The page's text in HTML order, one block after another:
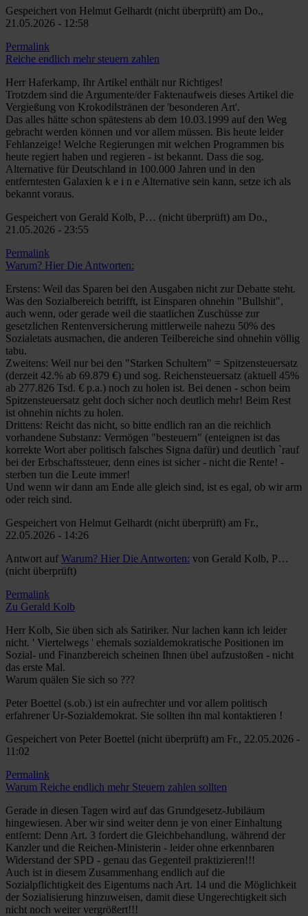
Gespeichert von Helmut Gelhardt (nicht überprüft) am Do.,
21.05.2026 - 12:58
Permalink
Reiche endlich mehr steuern zahlen
Herr Haferkamp, Ihr Artikel enthält nur Richtiges!
Trotzdem sind die Argumente/der Faktenaufweis dieses Artikel die
Vergießung von Krokodilstränen der 'besonderen Art'.
Das alles hätte schon spätestens ab dem 10.03.1999 auf den Weg
gebracht werden können und vor allem müssen. Bis heute leider
Fehlanzeige! Welche Regierungen mit welchen Programmen bis
heute regiert haben und regieren - ist bekannt. Dass die sog.
Alternative für Deutschland in 100.000 Jahren und in den
entferntesten Galaxien k e i n e Alternative sein kann, setze ich als
bekannt voraus.
Gespeichert von Gerald Kolb, P… (nicht überprüft) am Do.,
21.05.2026 - 23:55
Permalink
Warum? Hier Die Antworten:
Erstens: Weil das Sparen bei den Ausgaben nicht zur Debatte steht.
Was den Sozialbereich betrifft, ist Einsparen ohnehin "Bullshit",
auch wenn, oder gerade weil die staatlichen Zuschüsse zur
gesetzlichen Rentenversicherung mittlerweile nahezu 50% des
Sozialetats ausmachen, die anderen Teilbereiche sind ohnehin völlig
tabu.
Zweitens: Weil nur bei den "Starken Schultern" = Spitzensteuersatz
(derzeit 42.% ab 69.879 €) und sog. Reichensteuersatz (aktuell 45%
ab 277.826 Tsd. € p.a.) noch zu holen ist. Bei denen - schon beim
Spitzensteuersatz geht doch sicher noch deutlich mehr! Beim Rest
ist ohnehin nichts zu holen.
Drittens: Reicht das nicht, so bitte endlich ran an die reichlich
vorhandene Substanz: Vermögen "besteuern" (enteignen ist das
korrekte Wort aber politisch falsches Signa dafür) und deutlich `rauf
bei der Erbschaftssteuer, denn eines ist sicher - nicht die Rente! -
sterben tun die Leute immer!
Und wenn wir dann am Ende alle gleich sind, ist es egal, ob wir arm
oder reich sind.
Gespeichert von Helmut Gelhardt (nicht überprüft) am Fr.,
22.05.2026 - 14:26
Antwort auf Warum? Hier Die Antworten: von Gerald Kolb, P…
(nicht überprüft)
Permalink
Zu Gerald Kolb
Herr Kolb, Sie üben sich als Satiriker. Nur lachen kann ich leider
nicht. ' Viertelwegs ' ehemals sozialdemokratische Positionen im
Sozial- und Finanzbereich scheinen Ihnen übel aufzustoßen - nicht
das erste Mal.
Warum quälen Sie sich so ???
Peter Boettel (s.ob.) ist ein aufrechter und vor allem politisch
erfahrener Ur-Sozialdemokrat. Sie sollten ihn mal kontaktieren !
Gespeichert von Peter Boettel (nicht überprüft) am Fr., 22.05.2026 -
11:02
Permalink
Warum Reiche endlich mehr Steuern zahlen sollten
Gerade in diesen Tagen wird auf das Grundgesetz-Jubiläum
hingewiesen. Aber wir sind weiter denn je von einer Einhaltung
entfernt: Denn Art. 3 fordert die Gleichbehandlung, während der
Kanzler und die Reichen-Ministerin - leider ohne erkennbaren
Widerstand der SPD - genau das Gegenteil praktizieren!!!
Auch ist in diesem Zusammenhang endlich auf die
Sozialpflichtigkeit des Eigentums nach Art. 14 und die Möglichkeit
der Sozialisierung hinzuweisen, damit diese Ungerechtigkeit sich
nicht noch weiter vergrößert!!!